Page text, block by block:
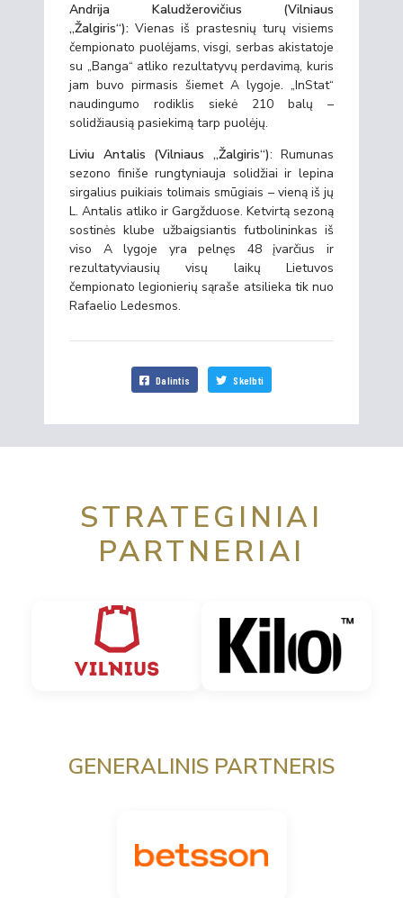
Andrija Kaludžerovičius (Vilniaus
„Žalgiris“): Vienas iš prastesnių turų visiems
čempionato puolėjams, visgi, serbas akistatoje
su „Banga“ atliko rezultatyvų perdavimą, kuris
jam buvo pirmasis šiemet A lygoje. „InStat“
naudingumo rodiklis siekė 210 balų –
solidžiausią pasiekimą tarp puolėjų.
Liviu Antalis (Vilniaus „Žalgiris“): Rumunas
sezono finiše rungtyniauja solidžiai ir lepina
sirgalius puikiais tolimais smūgiais – vieną iš jų
L. Antalis atliko ir Gargžduose. Ketvirtą sezoną
sostinės klube užbaigsiantis futbolininkas iš
viso A lygoje yra pelnęs 48 įvarčius ir
rezultatyviausių visų laikų Lietuvos
čempionato legionierių sąraše atsilieka tik nuo
Rafaelio Ledesmos.
Dalintis Skelbti
STRATEGINIAI
PARTNERIAI
GENERALINIS PARTNERIS